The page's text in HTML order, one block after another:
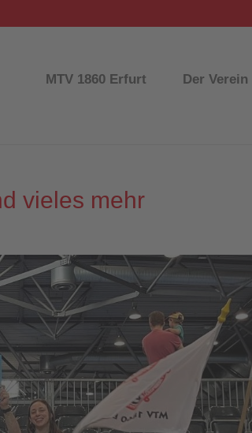
MTV 1860 Erfurt Der Verein
vieles mehr